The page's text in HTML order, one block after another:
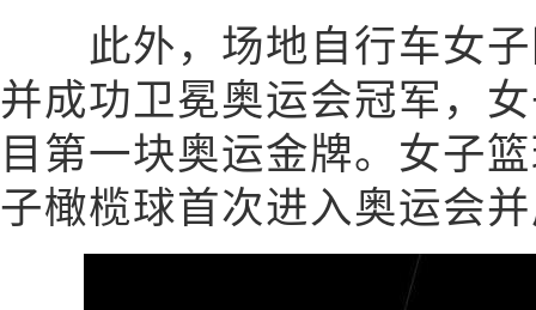
此外，场地自行车女子
并成功卫冕奥运会冠军，
目第一块奥运金牌。女子
子橄榄球首次进入奥运会